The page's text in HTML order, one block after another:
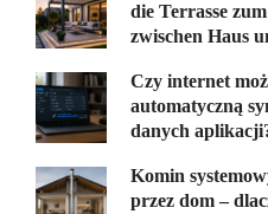
die Terrasse
zwischen Haus
Czy internet
automatyczną
danych
Komin
przez dom –